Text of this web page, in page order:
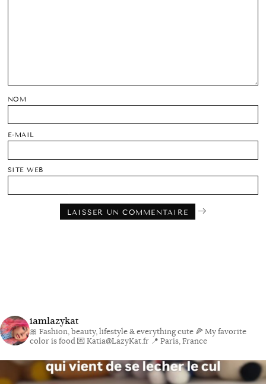
NOM
E-MAIL
SITE WEB
iamlazykat
🎀 Fashion, beauty, lifestyle & everything cute 🍕 My favorite
color is food💌 Katia@LazyKat.fr 📍 Paris, France